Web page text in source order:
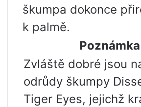
škumpa dokonce
k palmě.
Poznámka
Zvláště dobré jsou
odrůdy škumpy
Tiger Eyes, jejichž